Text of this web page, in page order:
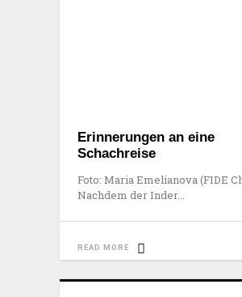
Erinnerungen an eine
Schachreise
Foto: Maria Emelianova (FIDE
Nachdem der Inder
READ MORE